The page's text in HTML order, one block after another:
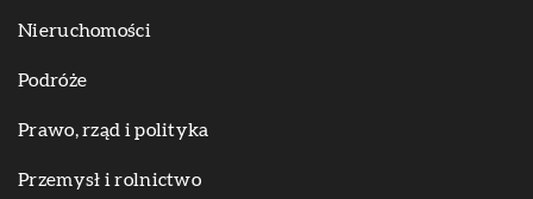
Nieruchomości
Podróże
Prawo, rząd i polityka
Przemysł i rolnictwo